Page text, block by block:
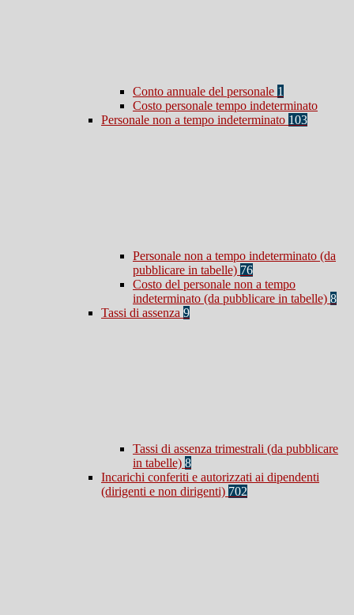
Conto annuale del personale 1
Costo personale tempo indeterminato
Personale non a tempo indeterminato 103
Personale non a tempo indeterminato (da
pubblicare in tabelle) 76
Costo del personale non a tempo
indeterminato (da pubblicare in tabelle) 8
Tassi di assenza 9
Tassi di assenza trimestrali (da pubblicare
in tabelle) 8
Incarichi conferiti e autorizzati ai dipendenti
(dirigenti e non dirigenti) 702